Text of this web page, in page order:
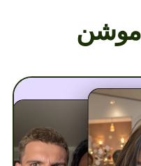
موشن